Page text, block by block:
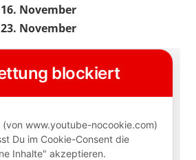
16. November
23. November